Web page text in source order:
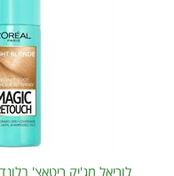
לוריאל מג'יק ריטאצ' בלונד